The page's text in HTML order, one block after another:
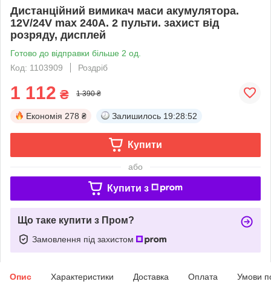
Дистанційний вимикач маси акумулятора.
12V/24V max 240A. 2 пульти. захист від
розряду, дисплей
Готово до відправки більше 2 од.
Код: 1103909
Роздріб
1 112 ₴ 1 390 ₴
Економія 278 ₴ Залишилось 19:28:52
Купити
або
Купити з
Що таке купити з Пром?
Замовлення під захистом
Опис Характеристики Доставка Оплата Умови